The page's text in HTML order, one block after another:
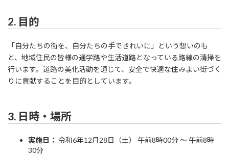
2. 目的
「自分たちの街を、自分たちの手できれいに」という想いのも
と、地域住民の皆様の通学路や生活道路となっている路線の清掃を
行います。道路の美化活動を通じて、安全で快適な住みよい街づく
りに貢献することを目的としています。
3. 日時・場所
実施日： 令和6年12月28日（土） 午前8時00分 〜 午前8時
30分